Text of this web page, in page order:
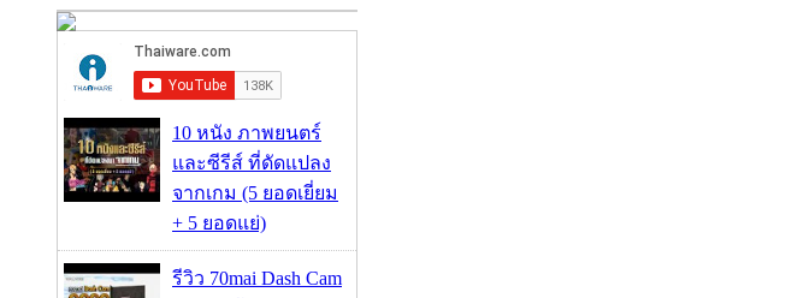
10 หนัง ภาพยนตร์
และซีรีส์ ที่ดัดแปลง
จากเกม (5 ยอดเยี่ยม
+ 5 ยอดแย่)
รีวิว 70mai Dash Cam